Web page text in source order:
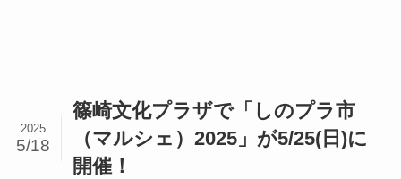
篠崎文化プラザで「しのプラ市
（マルシェ）2025」が5/25(日)に
開催！
2025
5/18